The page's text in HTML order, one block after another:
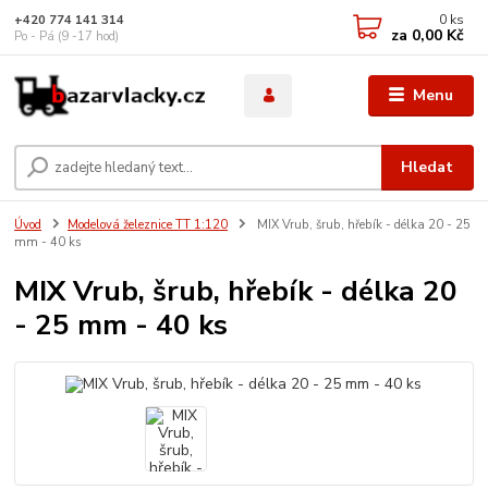
Menu
Hledat
+420 774 141 314
Po - Pá (9 -17 hod)
0 ks
za 0,00 Kč
Úvod Modelová železnice TT 1:120
MIX Vrub, šrub, hřebík - délka 20 - 25
mm - 40 ks
MIX Vrub, šrub, hřebík - délka 20
- 25 mm - 40 ks